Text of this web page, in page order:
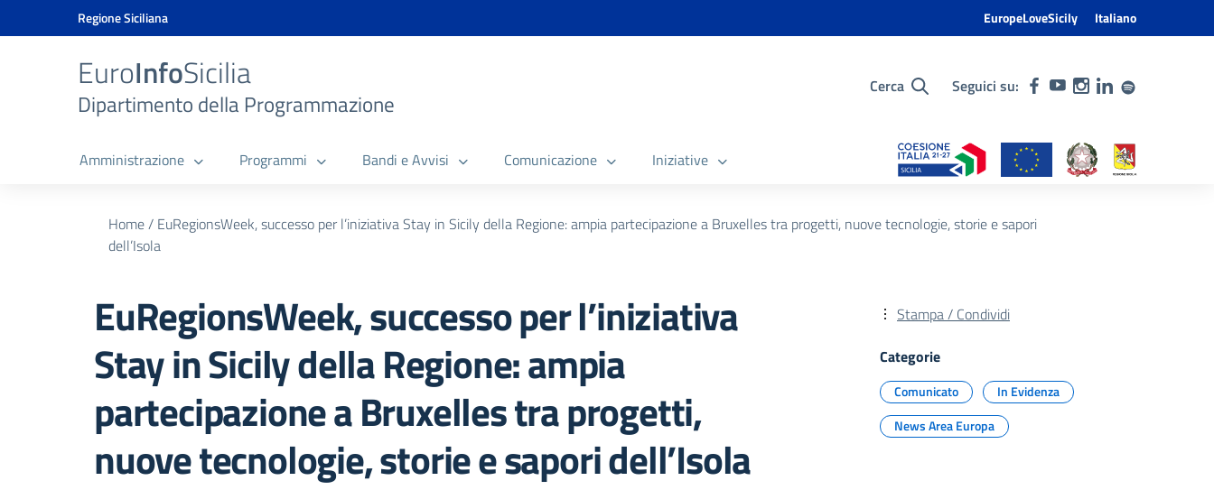
Vai ai contenuti
Vai al menu di navigazione
Vai al banner delle Cookie Policy
Regione Siciliana EuropeLoveSicily Italiano
EuroInfoSicilia
Dipartimento della Programmazione
Cerca Seguici su:
Amministrazione Programmi Bandi e Avvisi Comunicazione Iniziative
Home/ EuRegionsWeek, successo per l’iniziativa Stay in Sicily della Regione: ampia partecipazione a Bruxelles tra progetti, nuove tecnologie, storie e sapori
dell’Isola
EuRegionsWeek, successo per l’iniziativa
Stay in Sicily della Regione: ampia
partecipazione a Bruxelles tra progetti,
nuove tecnologie, storie e sapori dell’Isola
Stampa / Condividi
Categorie
Comunicato
In Evidenza
News Area Europa